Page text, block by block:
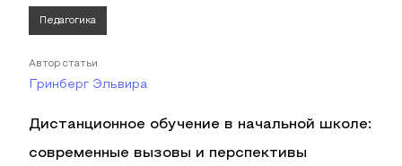
Педагогика
Автор статьи
Гринберг Эльвира
Дистанционное обучение в начальной школе:
современные вызовы и перспективы